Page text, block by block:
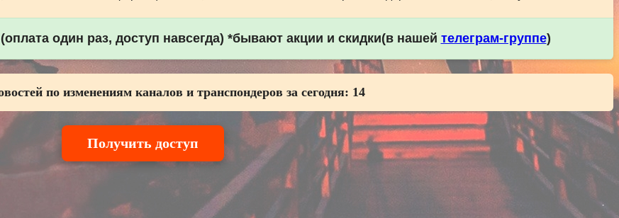
один раз, доступ навсегда) *бывают акции и скидки(в нашей телеграм-группе)
по изменениям каналов и транспондеров за сегодня: 14
Получить доступ